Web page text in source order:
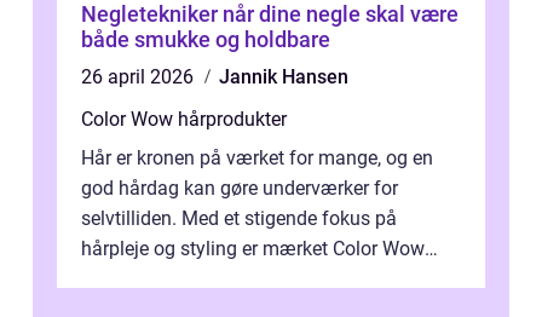
Negletekniker når dine negle skal være
både smukke og holdbare
26 april 2026
Jannik Hansen
Color Wow hårprodukter
Hår er kronen på værket for mange, og en
god hårdag kan gøre underværker for
selvtilliden. Med et stigende fokus på
hårpleje og styling er mærket Color Wow